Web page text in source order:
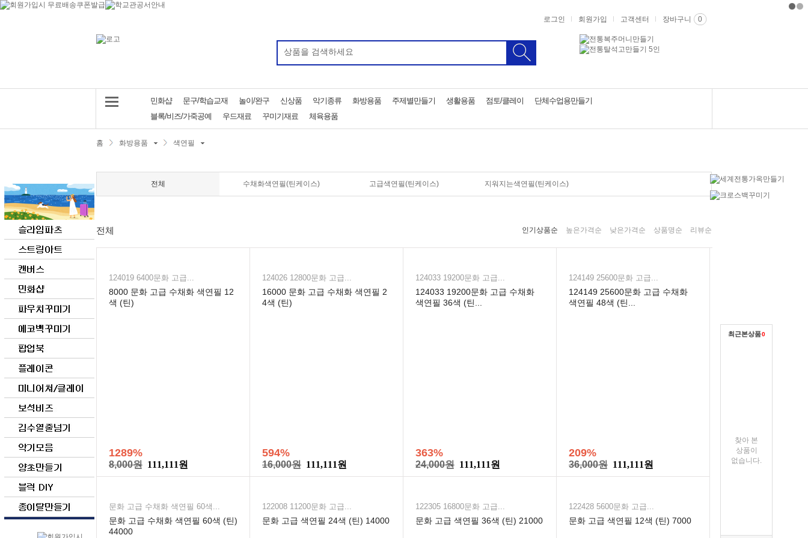
로그인 회원가입 고객센터 장바구니 0
민화샵 문구/학습교재 놀이/완구 신상품 악기종류 화방용품 주제별만들기 생활용품 점토/클레이
단체수업용만들기
블록/비즈/가죽공예
우드재료 꾸미기재료 체육용품
최근본상품0
찾아 본
상품이
없습니다.
홈 화방용품 색연필
전체 수채화색연필(틴케이스) 고급색연필(틴케이스) 지워지는색연필(틴케이스)
전체 인기상품순 높은가격순 낮은가격순 상품명순 리뷰순
124019 6400문화 고급...
8000 문화 고급 수채화 색연필 12
색 (틴)
1289%
8,000원 111,111원
124026 12800문화 고급...
16000 문화 고급 수채화 색연필 2
4색 (틴)
594%
16,000원 111,111원
124033 19200문화 고급...
124033 19200문화 고급 수채화
색연필 36색 (틴...
363%
24,000원 111,111원
124149 25600문화 고급...
124149 25600문화 고급 수채화
색연필 48색 (틴...
209%
36,000원 111,111원
문화 고급 수채화 색연필 60색...
문화 고급 수채화 색연필 60색 (틴)
44000
122008 11200문화 고급...
문화 고급 색연필 24색 (틴) 14000
122305 16800문화 고급...
문화 고급 색연필 36색 (틴) 21000
122428 5600문화 고급...
문화 고급 색연필 12색 (틴) 7000